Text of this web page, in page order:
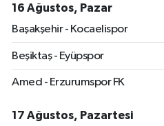
16 Ağustos, Pazar
Başakşehir - Kocaelispor
Beşiktaş - Eyüpspor
Amed - Erzurumspor FK
17 Ağustos, Pazartesi